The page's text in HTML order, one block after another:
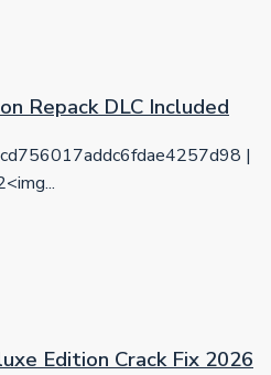
Repack DLC Included
|
Edition Crack Fix 2026